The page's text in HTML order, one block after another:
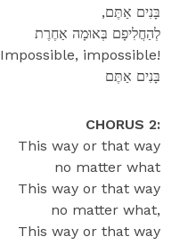
,בָּנִים אַתֶּם
לְהַחֲלִיפָם בְּאוּמָה אַחֶרֶת
Impossible, impossible!
בָּנִים אַתֶּם
CHORUS 2:
This way or that way
no matter what
This way or that way
no matter what,
This way or that way